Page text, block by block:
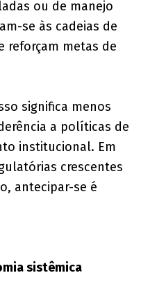
ou de manejo
se às cadeias de
reforçam metas de
significa menos
a políticas de
institucional. Em
crescentes
antecipar-se é
sistêmica